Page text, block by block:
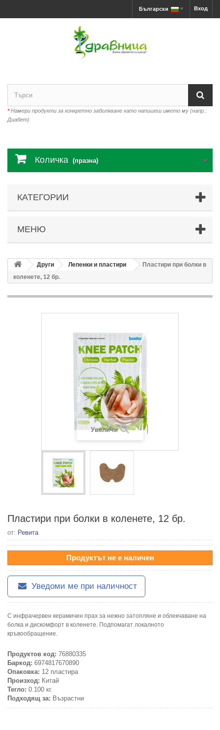
Вход
Български
*Намери продукти за конкретно заболяване като напишеш името му (напр.:
Диабет)
Количка (празна)
КАТЕГОРИИ
МЕНЮ
Други Лепенки и пластири
Пластири при болки в
коленете, 12 бр.
Увеличи
Пластири при болки в коленете, 12 бр.
от: Ревита
Продуктът не е наличен
Уведоми ме при наличност
С инфрачервен керамичен прах за нежно затопляне и облекчаване на
болка и дискомфорт в коленете. Подпомагат локалното
кръвообращение.
Продуктов код: 76880335
Баркод: 6974817670890
Опаковка: 12 пластира
Произход: Китай
Тегло: 0.100 кг.
Подходящ за: Възрастни